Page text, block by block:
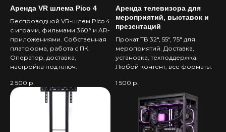
Аренда VR шлема Pico 4
Беспроводной VR-шлем Pico 4
с играми, фильмами 360° и AR-
приложениями. Собственная
платформа, работа с ПК.
Оператор, доставка,
настройка под ключ.
2 500 р.
Аренда телевизора для
мероприятий, выставок и
презентаций
Прокат ТВ 32", 55", 75" для
мероприятий. Доставка,
установка, техподдержка.
Любой контент, все форматы.
1 500 р.